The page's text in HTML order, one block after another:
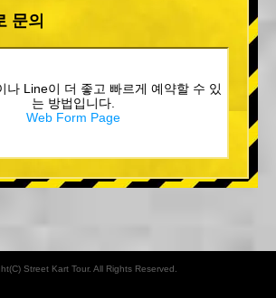
문의
나 Line이 더 좋고 빠르게 예약할 수 있
는 방법입니다.
Web Form Page
Street Kart Tour. All Rights Reserved.